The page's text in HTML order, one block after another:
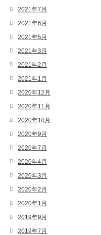
2021年7月
2021年6月
2021年5月
2021年3月
2021年2月
2021年1月
2020年12月
2020年11月
2020年10月
2020年9月
2020年7月
2020年4月
2020年3月
2020年2月
2020年1月
2019年9月
2019年7月